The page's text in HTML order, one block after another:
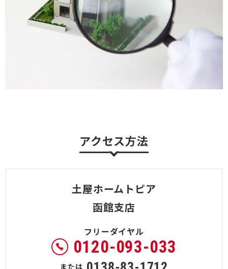
アクセス方法
土屋ホームトピア
函館支店
フリーダイヤル
0120-093-033
または